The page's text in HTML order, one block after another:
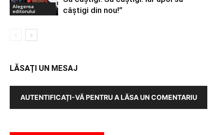
Alegerea
editorului
câștigi din nou!”
LĂSAȚI UN MESAJ
AUTENTIFICAȚI-VĂ PENTRU A LĂSA UN COMENTARIU